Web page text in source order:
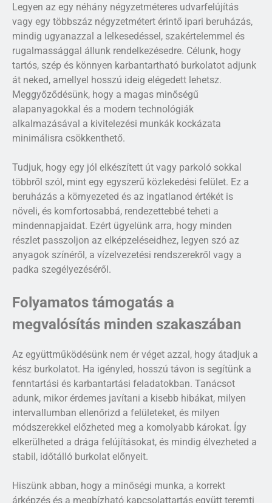
Legyen az egy néhány négyzetméteres udvarfelújítás
vagy egy többszáz négyzetmétert érintő ipari beruházás,
mindig ugyanazzal a lelkesedéssel, szakértelemmel és
rugalmassággal állunk rendelkezésedre. Célunk, hogy
tartós, szép és könnyen karbantartható burkolatot adjunk
át neked, amellyel hosszú ideig elégedett lehetsz.
Meggyőződésünk, hogy a magas minőségű
alapanyagokkal és a modern technológiák
alkalmazásával a kivitelezési munkák kockázata
minimálisra csökkenthető.
Tudjuk, hogy egy jól elkészített út vagy parkoló sokkal
többről szól, mint egy egyszerű közlekedési felület. Ez a
beruházás a környezeted és az ingatlanod értékét is
növeli, és komfortosabbá, rendezettebbé teheti a
mindennapjaidat. Ezért ügyelünk arra, hogy minden
részlet passzoljon az elképzeléseidhez, legyen szó az
anyagok színéről, a vízelvezetési rendszerekről vagy a
padka szegélyezéséről.
Folyamatos támogatás a
megvalósítás minden szakaszában
Az együttműködésünk nem ér véget azzal, hogy átadjuk a
kész burkolatot. Ha igényled, hosszú távon is segítünk a
fenntartási és karbantartási feladatokban. Tanácsot
adunk, mikor érdemes javítani a kisebb hibákat, milyen
intervallumban ellenőrizd a felületeket, és milyen
módszerekkel előzheted meg a komolyabb károkat. Így
elkerülheted a drága felújításokat, és mindig élvezheted a
stabil, időtálló burkolat előnyeit.
Hiszünk abban, hogy a minőségi munka, a korrekt
árképzés és a megbízható kapcsolattartás együtt teremti